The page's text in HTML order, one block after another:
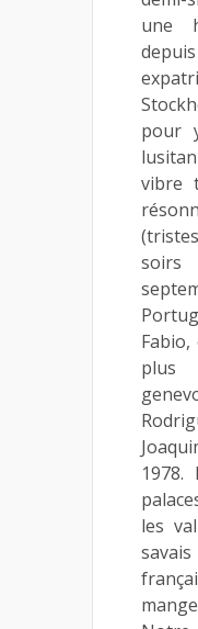
une
pour
vibre
plus
les